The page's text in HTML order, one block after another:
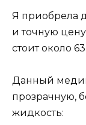
Я приобрела
и точную
стоит около
Данный
прозрачную,
жидкость: